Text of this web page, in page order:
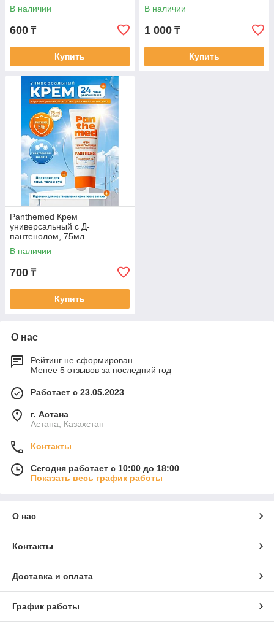
В наличии
600 ₸
Купить
В наличии
1 000 ₸
Купить
Panthemed Крем
универсальный с Д-
пантенолом, 75мл
В наличии
700 ₸
Купить
О нас
Рейтинг не сформирован
Менее 5 отзывов за последний год
Работает с 23.05.2023
г. Астана
Астана, Казахстан
Контакты
Сегодня работает с 10:00 до 18:00
Показать весь график работы
О нас
Контакты
Доставка и оплата
График работы